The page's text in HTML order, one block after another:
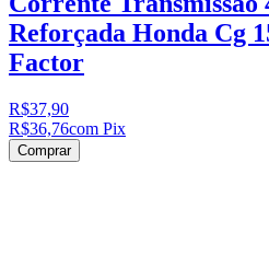
Reforçada Honda Cg
Factor
R$37,90
R$36,76com Pix
Comprar